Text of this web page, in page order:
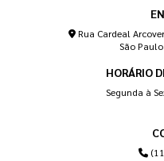
Rua Cardeal
São
HORÁRIO
Segunda à